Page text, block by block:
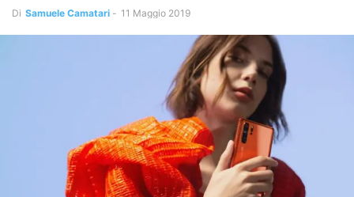
Di Samuele Camatari - 11 Maggio 2019